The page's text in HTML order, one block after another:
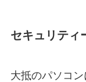
セキュリティ
大抵のパソコ